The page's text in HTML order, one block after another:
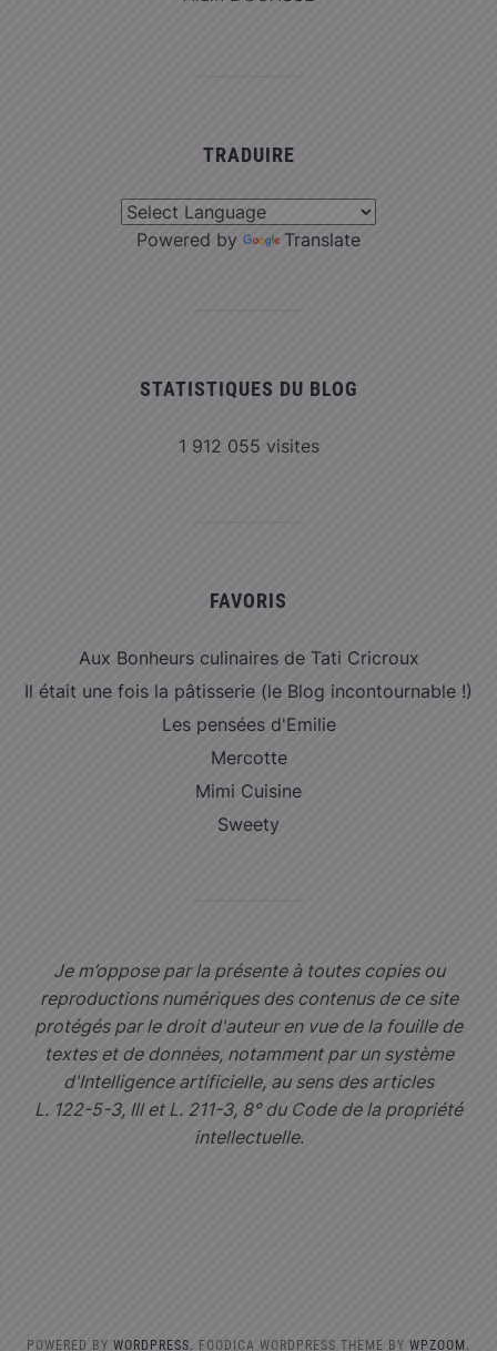
TRADUIRE
Powered by Translate
STATISTIQUES DU BLOG
1 912 055 visites
FAVORIS
Aux Bonheurs culinaires de Tati Cricroux
Il était une fois la pâtisserie (le Blog incontournable !)
Les pensées d'Emilie
Mercotte
Mimi Cuisine
Sweety
Je m’oppose par la présente à toutes copies ou
reproductions numériques des contenus de ce site
protégés par le droit d'auteur en vue de la fouille de
textes et de données, notamment par un système
d'Intelligence artificielle, au sens des articles
L. 122-5-3, Ill et L. 211-3, 8° du Code de la propriété
intellectuelle.
POWERED BY WORDPRESS. FOODICA WORDPRESS THEME BY WPZOOM.